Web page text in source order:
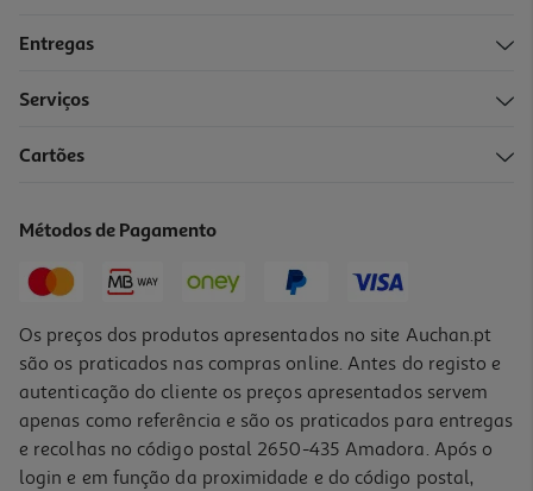
Entregas
Serviços
Cartões
Métodos de Pagamento
Os preços dos produtos apresentados no site Auchan.pt
são os praticados nas compras online. Antes do registo e
autenticação do cliente os preços apresentados servem
apenas como referência e são os praticados para entregas
e recolhas no código postal 2650-435 Amadora. Após o
login e em função da proximidade e do código postal,